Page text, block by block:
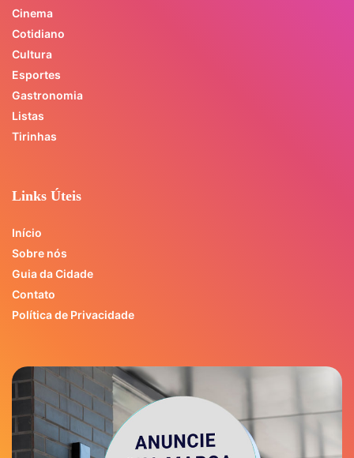
Cinema
Cotidiano
Cultura
Esportes
Gastronomia
Listas
Tirinhas
Links Úteis
Início
Sobre nós
Guia da Cidade
Contato
Política de Privacidade